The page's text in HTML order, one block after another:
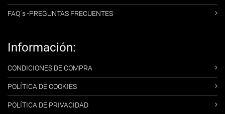
FAQ´s -PREGUNTAS FRECUENTES
Información:
CONDICIONES DE COMPRA
POLÍTICA DE COOKIES
POLÍTICA DE PRIVACIDAD